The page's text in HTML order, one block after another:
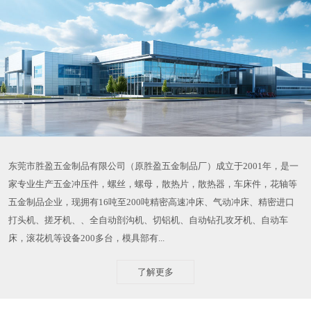
东莞市胜盈五金制品有限公司（原胜盈五金制品厂）成立于2001年，是一
家专业生产五金冲压件，螺丝，螺母，散热片，散热器，车床件，花轴等
五金制品企业，现拥有16吨至200吨精密高速冲床、气动冲床、精密进口
打头机、搓牙机、、全自动剖沟机、切铝机、自动钻孔攻牙机、自动车
床，滚花机等设备200多台，模具部有...
了解更多